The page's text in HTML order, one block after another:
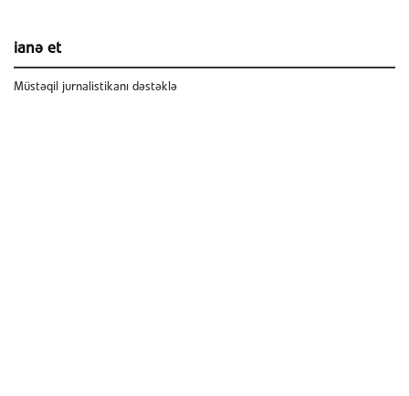
ianə et
Müstəqil jurnalistikanı dəstəklə